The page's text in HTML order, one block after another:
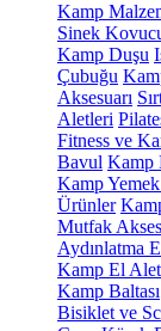
Kamp
Sinek
Kamp Duşu
Çubuğu
Aksesuarı
Aletleri
Fitness ve
Bavul Kamp
Kamp
Ürünler
Mutfak
Aydınlatma
Kamp El
Kamp Baltası
Bisiklet ve